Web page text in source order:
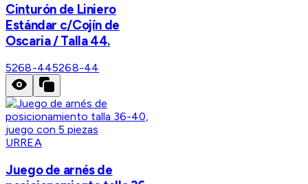
Cinturón de Liniero
Estándar c/Cojín de
Oscaria / Talla 44.
5268-445268-44
URREA
Juego de arnés de